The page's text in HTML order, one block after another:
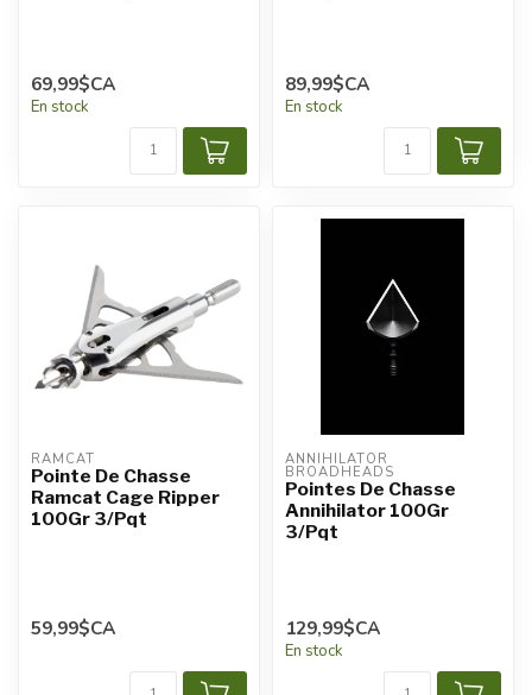
69,99$CA
En stock
89,99$CA
En stock
RAMCAT
Pointe De Chasse
Ramcat Cage Ripper
100Gr 3/Pqt
59,99$CA
ANNIHILATOR
BROADHEADS
Pointes De Chasse
Annihilator 100Gr
3/Pqt
129,99$CA
En stock